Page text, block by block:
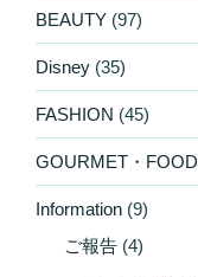
BEAUTY (97)
Disney (35)
FASHION (45)
GOURMET・FOOD
Information (9)
ご報告 (4)